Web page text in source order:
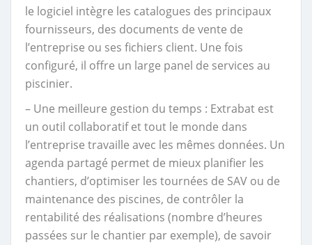
le logiciel intègre les catalogues des principaux
fournisseurs, des documents de vente de
l’entreprise ou ses fichiers client. Une fois
configuré, il offre un large panel de services au
piscinier.
– Une meilleure gestion du temps : Extrabat est
un outil collaboratif et tout le monde dans
l’entreprise travaille avec les mêmes données. Un
agenda partagé permet de mieux planifier les
chantiers, d’optimiser les tournées de SAV ou de
maintenance des piscines, de contrôler la
rentabilité des réalisations (nombre d’heures
passées sur le chantier par exemple), de savoir